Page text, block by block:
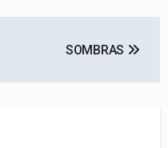
SOMBRAS